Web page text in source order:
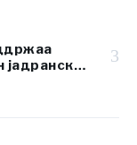
јадрански
3